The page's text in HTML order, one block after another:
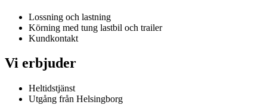
Lossning och lastning
Körning med tung lastbil och trailer
Kundkontakt
Vi erbjuder
Heltidstjänst
Utgång från Helsingborg